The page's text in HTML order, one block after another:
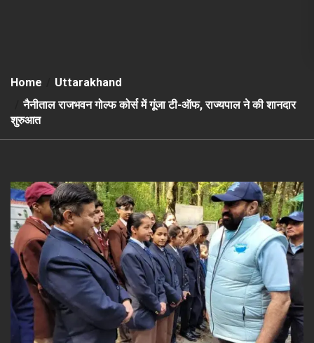
Home
Uttarakhand
नैनीताल राजभवन गोल्फ कोर्स में गूंजा टी-ऑफ, राज्यपाल ने की शानदार
शुरुआत